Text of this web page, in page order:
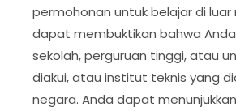
permohonan untuk belajar di luar
dapat membuktikan bahwa
sekolah, perguruan tinggi, atau
diakui, atau institut teknis yang
negara. Anda dapat